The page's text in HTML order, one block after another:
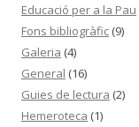
Educació per a la Pau
Fons bibliogràfic (9)
Galeria (4)
General (16)
Guies de lectura (2)
Hemeroteca (1)